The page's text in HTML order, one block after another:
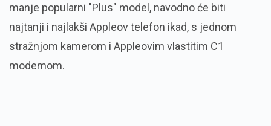
manje popularni "Plus" model, navodno će biti
najtanji i najlakši Appleov telefon ikad, s jednom
stražnjom kamerom i Appleovim vlastitim C1
modemom.